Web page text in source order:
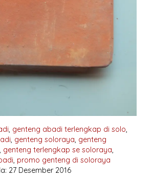
, genteng abadi terlengkap di solo,
, genteng soloraya, genteng
, genteng terlengkap se soloraya,
, promo genteng di soloraya
27 Desember 2016